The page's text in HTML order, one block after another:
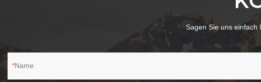
Sagen Sie uns einfach
Name